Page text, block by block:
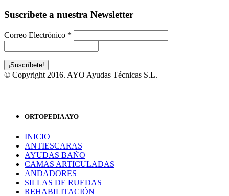
Suscríbete a nuestra Newsletter
Correo Electrónico *
© Copyright 2016. AYO Ayudas Técnicas S.L.
ORTOPEDIA AYO
INICIO
ANTIESCARAS
AYUDAS BAÑO
CAMAS ARTICULADAS
ANDADORES
SILLAS DE RUEDAS
REHABILITACIÓN